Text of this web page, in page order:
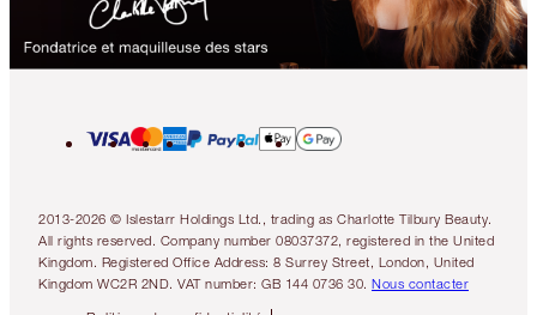
2013-2026 © Islestarr Holdings Ltd., trading as Charlotte Tilbury Beauty.
All rights reserved. Company number 08037372, registered in the United
Kingdom. Registered Office Address: 8 Surrey Street, London, United
Kingdom WC2R 2ND. VAT number: GB 144 0736 30. Nous contacter